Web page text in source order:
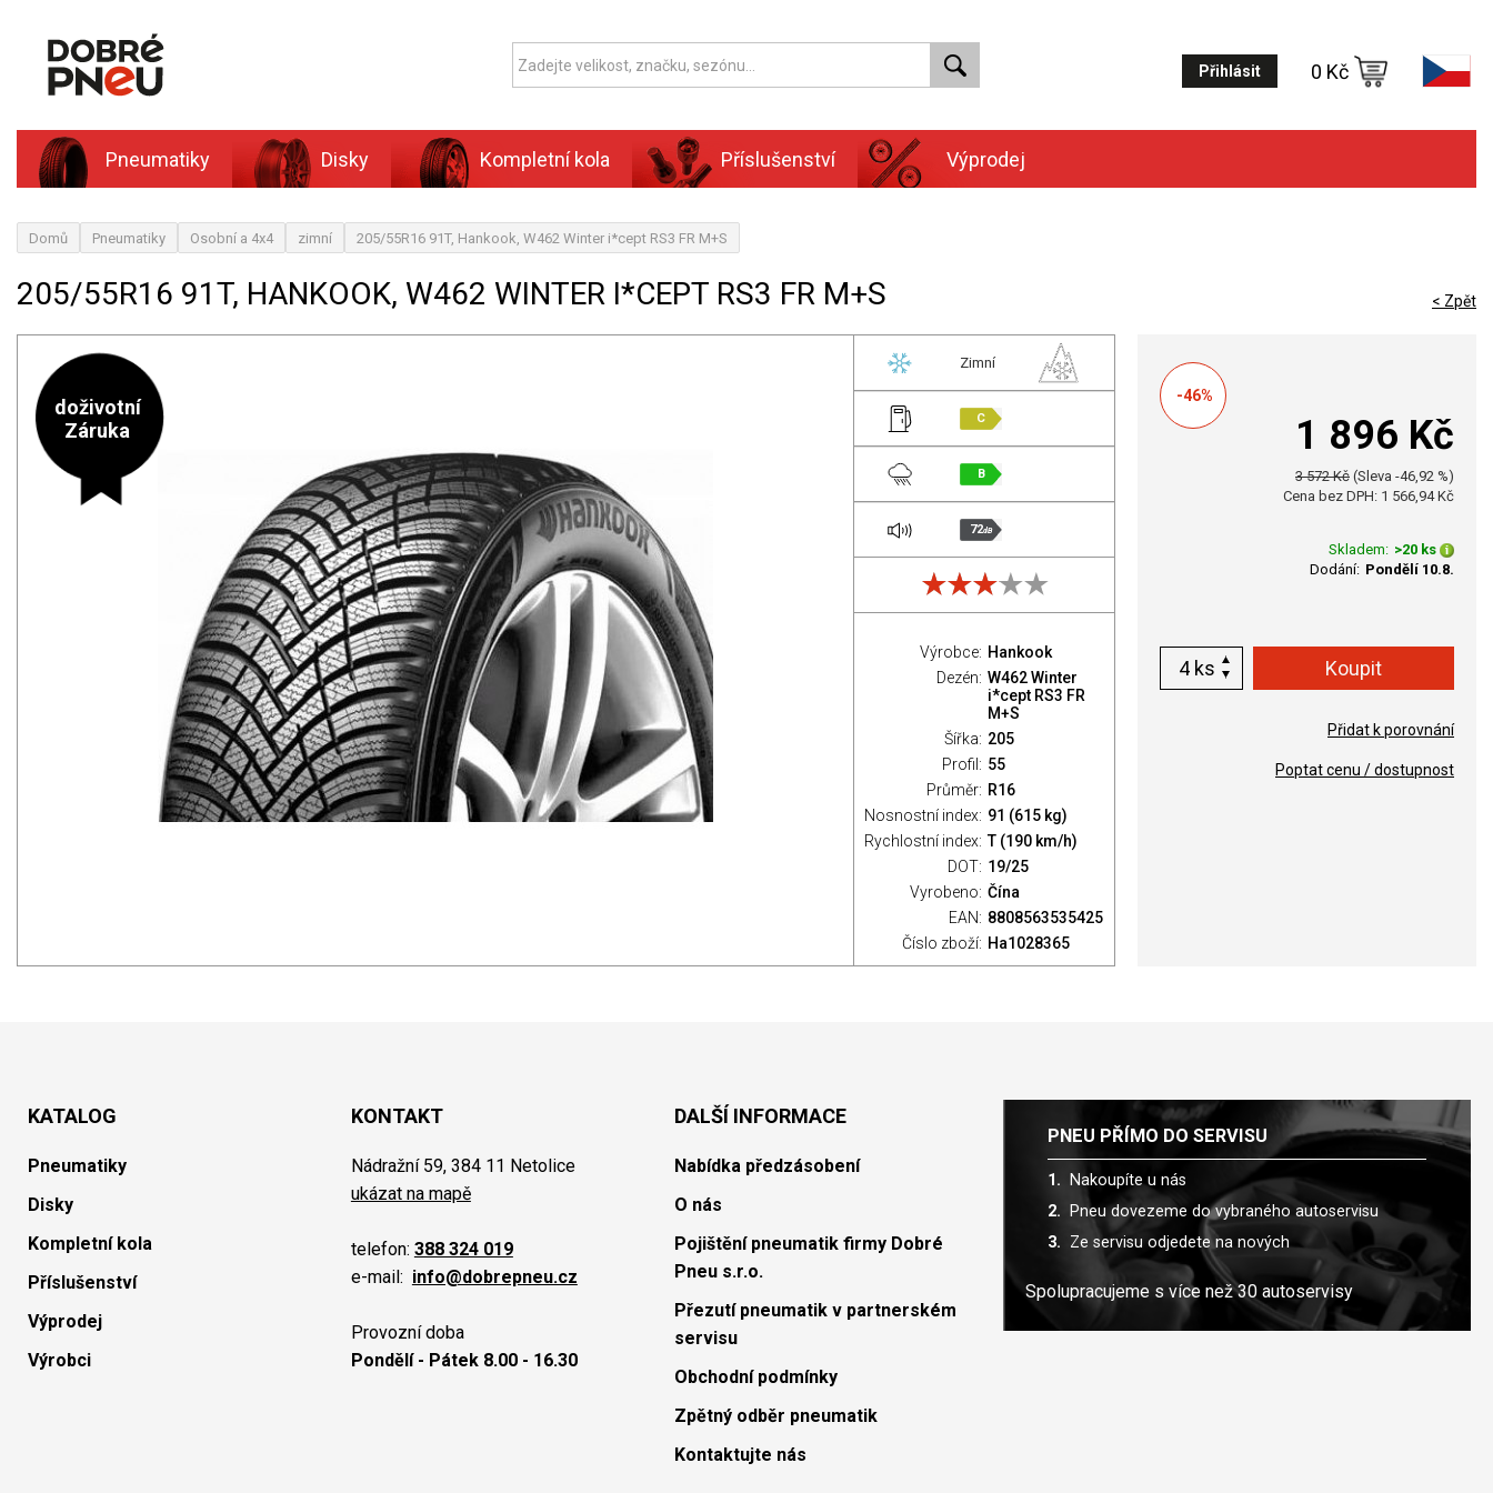
Přihlásit 0 Kč
Pneumatiky Disky Kompletní kola Příslušenství Výprodej
Domů Pneumatiky Osobní a 4x4 zimní 205/55R16 91T, Hankook, W462 Winter i*cept RS3 FR M+S
205/55R16 91T, HANKOOK, W462 WINTER I*CEPT RS3 FR M+S < Zpět
doživotní
Záruka
Zimní
C
B
72dB
Výrobce: Hankook
Dezén: W462 Winter
i*cept RS3 FR
M+S
Šířka: 205
Profil: 55
Průměr: R16
Nosnostní index: 91 (615 kg)
Rychlostní index: T (190 km/h)
DOT: 19/25
Vyrobeno: Čína
EAN: 8808563535425
Číslo zboží: Ha1028365
-46%
1 896 Kč
3 572 Kč (Sleva -46,92 %)
Cena bez DPH: 1 566,94 Kč
Skladem: >20 ks
Dodání: Pondělí 10.8.
ks
Přidat k porovnání
Poptat cenu / dostupnost
KATALOG
Pneumatiky
Disky
Kompletní kola
Příslušenství
Výprodej
Výrobci
KONTAKT
Nádražní 59, 384 11 Netolice
ukázat na mapě
telefon: 388 324 019
e-mail: info@dobrepneu.cz
Provozní doba
Pondělí - Pátek 8.00 - 16.30
DALŠÍ INFORMACE
Nabídka předzásobení
O nás
Pojištění pneumatik firmy Dobré
Pneu s.r.o.
Přezutí pneumatik v partnerském
servisu
Obchodní podmínky
Zpětný odběr pneumatik
Kontaktujte nás
PNEU PŘÍMO DO SERVISU
Nakoupíte u nás
Pneu dovezeme do vybraného autoservisu
Ze servisu odjedete na nových
Spolupracujeme s více než 30 autoservisy